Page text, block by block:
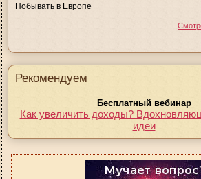
Побывать в Европе
Рекомендуем
Бесплатный вебинар
Как увеличить доходы?
идеи